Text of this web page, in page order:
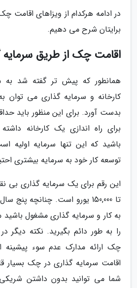
در ادامه هرکدام از ویزاهای اقامت
برایتان شرح می دهیم.
اقامت چک از طریق سرمایه
همانطور که پیش تر گفته شد به
کارخانه و سرمایه گذاری می
برای راه اندازی یک کارخانه
باشید که این تنها سرمایه اولیه
توسعه کار خود به سرمایه بیشتری
تا 150,000 یورو است. چنانچه
به کار و سرمایه گذاری مشغول
را به طور دائم بگیرید. نکته دیگر
چک ارائه مدارک عدم سوء
اقامت سرمایه گذاری در چک
شما می توانید بدون داشتن